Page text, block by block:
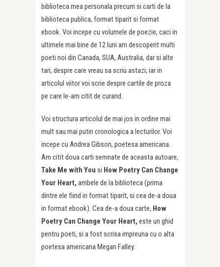
biblioteca mea personala precum si carti de la
biblioteca publica, format tiparit si format
ebook. Voi incepe cu volumele de poezie, caci in
ultimele mai bine de 12 luni am descoperit multi
poeti noi din Canada, SUA, Australia, dar si alte
tari, despre care vreau sa scriu astazi; iar in
articolul viitor voi scrie despre cartile de proza
pe care le-am citit de curand.
Voi structura articolul de mai jos in ordine mai
mult sau mai putin cronologica a lecturilor. Voi
incepe cu Andrea Gibson, poetesa americana.
Am citit doua carti semnate de aceasta autoare,
Take Me with You si How Poetry Can Change
Your Heart, ambele de la biblioteca (prima
dintre ele fiind in format tiparit, si cea de-a doua
in format ebook). Cea de-a doua carte, How
Poetry Can Change Your Heart, este un ghid
pentru poeti, si a fost scrisa impreuna cu o alta
poetesa americana Megan Falley.